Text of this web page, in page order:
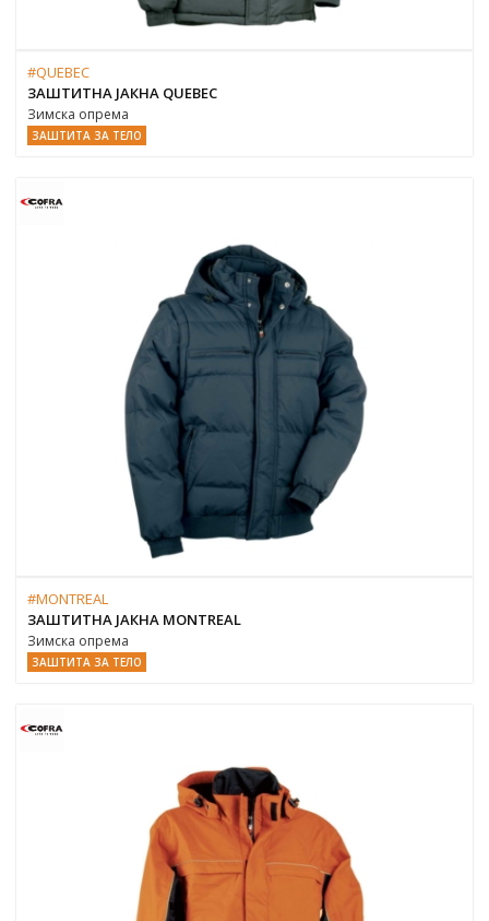
#QUEBEC
ЗАШТИТНА ЈАКНА QUEBEC
Зимска опрема
ЗАШТИТА ЗА ТЕЛО
#MONTREAL
ЗАШТИТНА ЈАКНА MONTREAL
Зимска опрема
ЗАШТИТА ЗА ТЕЛО